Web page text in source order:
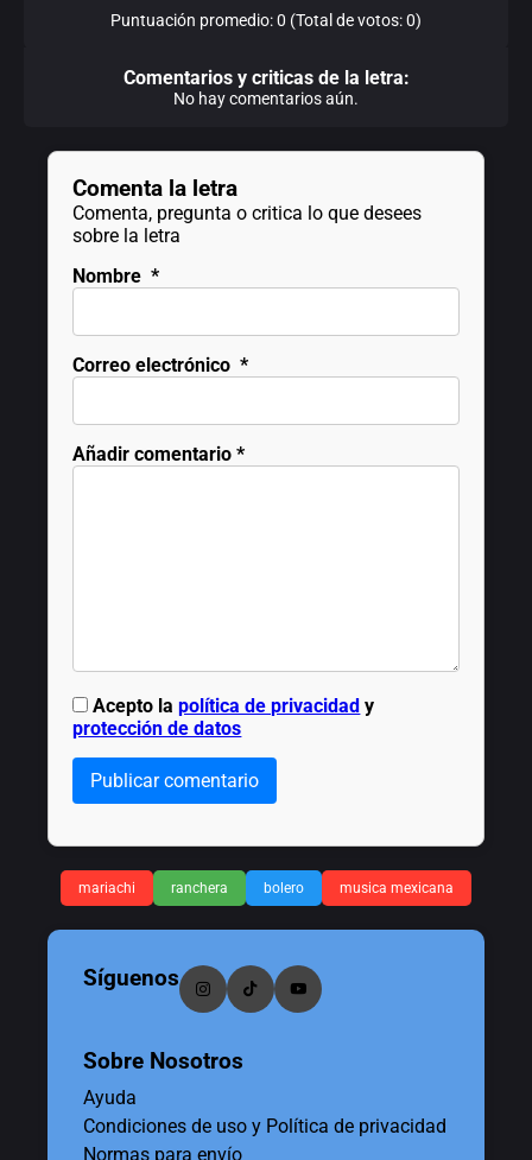
Puntuación promedio: 0 (Total de votos: 0)
Comentarios y criticas de la letra:
No hay comentarios aún.
Comenta la letra
Comenta, pregunta o critica lo que desees
sobre la letra
Nombre *
Correo electrónico *
Añadir comentario *
Acepto lapolítica de privacidad y
protección de datos
Publicar comentario
mariachi ranchera bolero musica mexicana
Síguenos
Sobre Nosotros
Ayuda
Condiciones de uso y Política de privacidad
Normas para envío